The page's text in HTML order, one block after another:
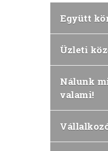
Együtt
Üzleti
Nálunk
valami!